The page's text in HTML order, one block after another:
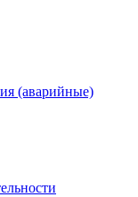
(аварийные)